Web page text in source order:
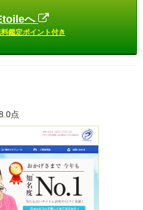
へ
鑑定ポイント付き
点